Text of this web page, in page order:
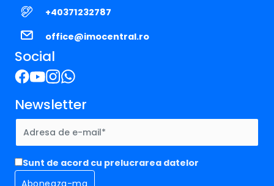
+40371232787
office@imocentral.ro
Social
Newsletter
Sunt de acord cu prelucrarea datelor